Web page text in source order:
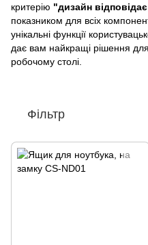
критерію "дизайн
показником для всіх
унікальні функції
дає вам найкращі рішення
робочому столі.
Фільтр